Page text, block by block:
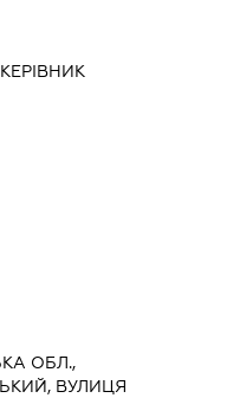
КЕРІВНИК
ОБЛ.,
ВУЛИЦЯ